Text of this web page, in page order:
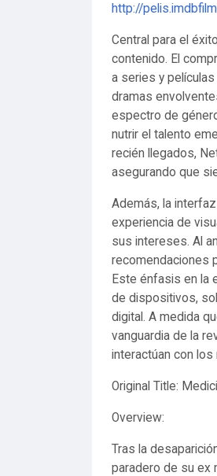
http://
Central para el
contenido. El
a series y
dramas
espectro de
nutrir el talento
recién llegados,
asegurando que
Además, la
experiencia de
sus intereses. Al
recomendaciones
Este énfasis en la
de dispositivos,
digital. A medida
vanguardia de la
interactúan con
Original Title:
Overview:
Tras la
paradero de su ex